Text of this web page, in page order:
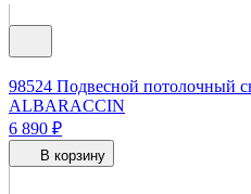
98524 Подвесной потолочный
ALBARACCIN
6 890 ₽
В корзину